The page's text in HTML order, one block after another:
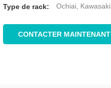
Type de rack: Ochiai, Kawasaki
CONTACTER MAINTENANT